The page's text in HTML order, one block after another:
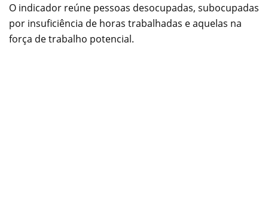
O indicador reúne pessoas desocupadas, subocupadas
por insuficiência de horas trabalhadas e aquelas na
força de trabalho potencial.